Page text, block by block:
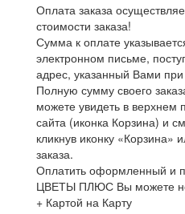
Оплата заказа
стоимости заказа!
Сумма к оплате
электронном письме,
адрес, указанный Вами
Полную сумму своего
можете увидеть в верхнем
сайта (иконка Корзина) и
кликнув иконку «Корзина»
заказа.
Оплатить оформленный и
ЦВЕТЫ ПЛЮС Вы можете
+ Картой на Карту